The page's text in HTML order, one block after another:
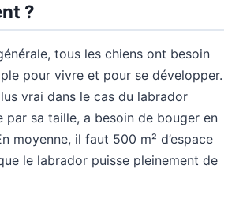
?
tous les chiens ont besoin
pour vivre et pour se développer.
vrai dans le cas du labrador
par sa taille, a besoin de bouger en
moyenne, il faut 500 m² d’espace
le labrador puisse pleinement de